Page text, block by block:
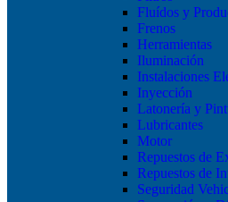
Fluídos y
Frenos
Herramientas
Iluminación
Instalaciones
Inyección
Latonería y
Lubricantes
Motor
Repuestos de
Repuestos de
Seguridad